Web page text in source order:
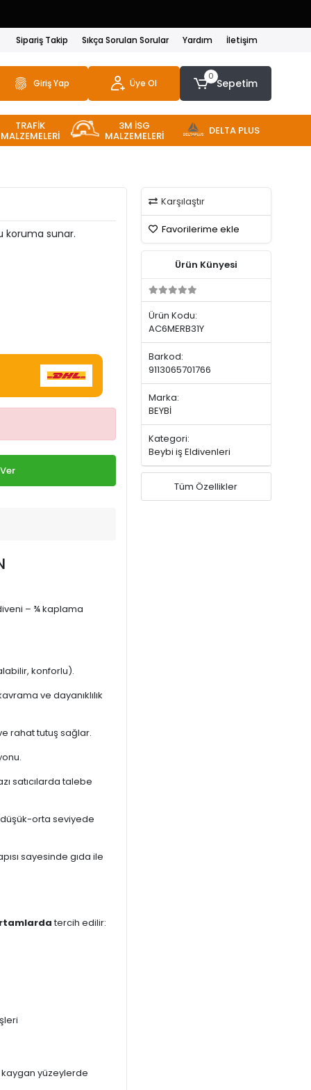
Sipariş Takip Sıkça Sorulan Sorular Yardım İletişim
Giriş Yap Üye Ol
0
Sepetim
TRAFİK
MALZEMELERİ
3M İSG
MALZEMELERİ DELTA PLUS
koruma sunar.
– ¾ kaplama
konforlu).
ve dayanıklılık
rahat tutuş sağlar.
satıcılarda talebe
(düşük-orta seviyede
sayesinde gıda ile
tercih edilir:
yüzeylerde
Karşılaştır
Favorilerime ekle
Ürün Künyesi
Ürün Kodu:
AC6MERB31Y
Barkod:
9113065701766
Marka:
BEYBİ
Kategori:
Beybi iş Eldivenleri
Tüm Özellikler